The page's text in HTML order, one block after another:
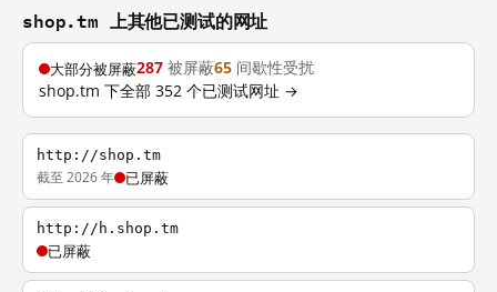
shop.tm 上其他已测试的网址
大部分被屏蔽287 被屏蔽65 间歇性受扰
shop.tm 下全部 352 个已测试网址 →
http://shop.tm
截至 2026 年 已屏蔽
http://h.shop.tm
已屏蔽